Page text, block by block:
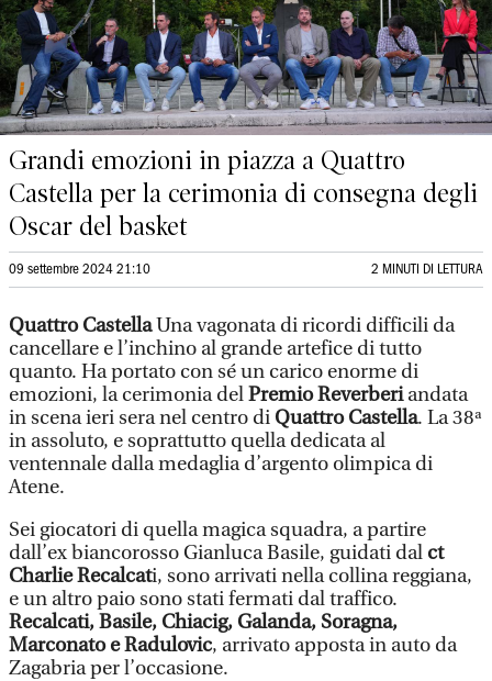
Grandi emozioni in piazza a Quattro
Castella per la cerimonia di consegna degli
Oscar del basket
09 settembre 2024 21:10 2 MINUTI DI LETTURA
Quattro CastellaUna vagonata di ricordi difficili da
cancellare e l’inchino al grande artefice di tutto
quanto. Ha portato con sé un carico enorme di
emozioni, la cerimonia delPremio Reverberiandata
in scena ieri sera nel centro di Quattro Castella. La 38ª
in assoluto, e soprattutto quella dedicata al
ventennale dalla medaglia d’argento olimpica di
Atene.
Sei giocatori di quella magica squadra, a partire
dall’ex biancorosso Gianluca Basile, guidati dal ct
Charlie Recalcati, sono arrivati nella collina reggiana,
e un altro paio sono stati fermati dal traffico.
Recalcati, Basile, Chiacig, Galanda, Soragna,
Marconato e Radulovic, arrivato apposta in auto da
Zagabria per l’occasione.